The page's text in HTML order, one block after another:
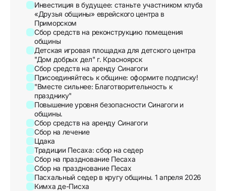
Инвестиция в будущее: станьте участником клуба
«Друзья общины» еврейского центра в
Приморском
Сбор средств на реконструкцию помещения
общины
Детская игровая площадка для детского центра
"Дом добрых дел" г. Красноярск
Сбор средств на аренду Синагоги
Присоединяйтесь к общине: оформите подписку!
"Вместе сильнее: Благотворительность к
празднику"
Повышение уровня безопасности Синагоги и
общины.
Сбор средств на аренду Синагоги
Сбор на лечение
Цдака
Традиции Песаха: сбор на седер
Сбор на празднование Песаха
Сбор на празднование Песах
Пасхальный седер в кругу общины. 1 апреля 2026
Кимха де-Писха